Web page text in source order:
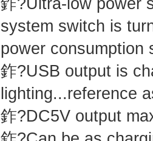
system switch is
power consumption
鈼?USB output is
lighting...reference
鈼?DC5V output